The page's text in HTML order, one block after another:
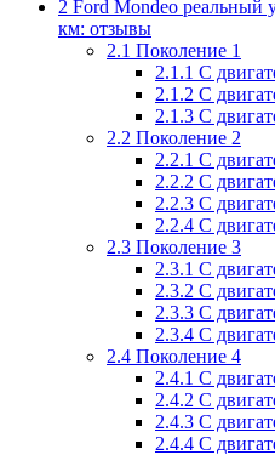
2 Ford Mondeo реальный
км: отзывы
2.1 Поколение 1
2.1.1 С
2.1.2 С
2.1.3 С
2.2 Поколение 2
2.2.1 С
2.2.2 С
2.2.3 С
2.2.4 С
2.3 Поколение 3
2.3.1 С
2.3.2 С
2.3.3 С
2.3.4 С
2.4 Поколение 4
2.4.1 С
2.4.2 С
2.4.3 С
2.4.4 С